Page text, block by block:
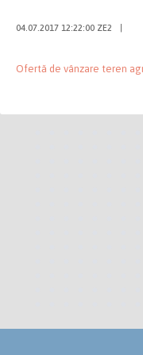
04.07.2017 12:22:00 ZE2
Ofertă de vânzare teren